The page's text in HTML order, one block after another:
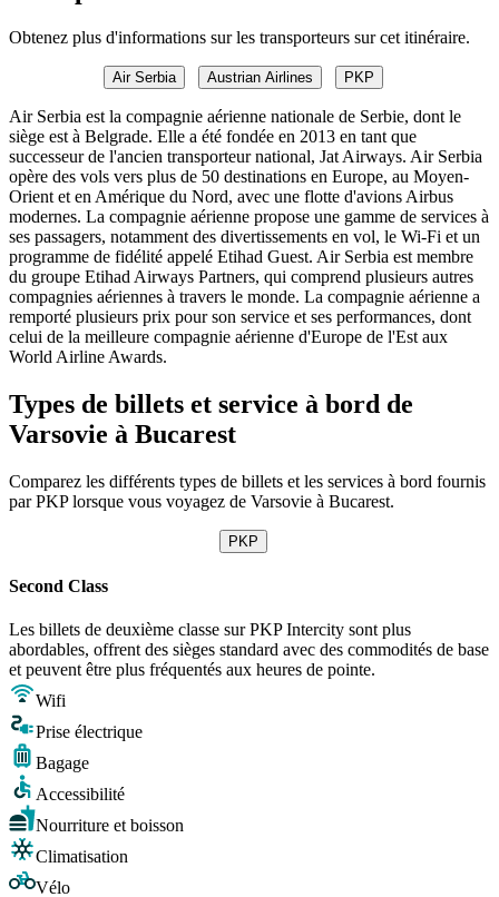
Obtenez plus d'informations sur les transporteurs sur cet itinéraire.
Air Serbia Austrian Airlines PKP
Air Serbia est la compagnie aérienne nationale de Serbie, dont le
siège est à Belgrade. Elle a été fondée en 2013 en tant que
successeur de l'ancien transporteur national, Jat Airways. Air Serbia
opère des vols vers plus de 50 destinations en Europe, au Moyen-
Orient et en Amérique du Nord, avec une flotte d'avions Airbus
modernes. La compagnie aérienne propose une gamme de services à
ses passagers, notamment des divertissements en vol, le Wi-Fi et un
programme de fidélité appelé Etihad Guest. Air Serbia est membre
du groupe Etihad Airways Partners, qui comprend plusieurs autres
compagnies aériennes à travers le monde. La compagnie aérienne a
remporté plusieurs prix pour son service et ses performances, dont
celui de la meilleure compagnie aérienne d'Europe de l'Est aux
World Airline Awards.
Types de billets et service à bord de
Varsovie à Bucarest
Comparez les différents types de billets et les services à bord fournis
par PKP lorsque vous voyagez de Varsovie à Bucarest.
PKP
Second Class
Les billets de deuxième classe sur PKP Intercity sont plus
abordables, offrent des sièges standard avec des commodités de base
et peuvent être plus fréquentés aux heures de pointe.
Wifi
Prise électrique
Bagage
Accessibilité
Nourriture et boisson
Climatisation
Vélo